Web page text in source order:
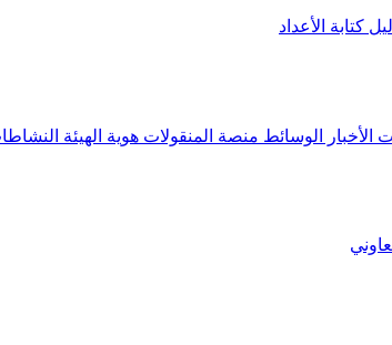
كتابة الأعداد
الأخبار الوسائط منصة المنقولات هوية الهيئة